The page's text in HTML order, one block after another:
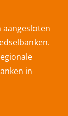
aangesloten
in